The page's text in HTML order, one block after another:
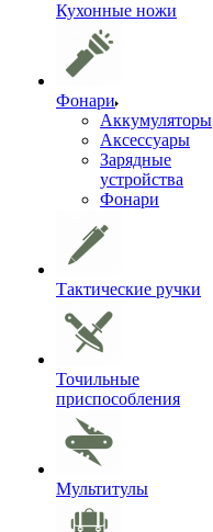
Кухонные ножи
Фонари
Аккумуляторы
Аксессуары
Зарядные
устройства
Фонари
Тактические ручки
Точильные
приспособления
Мультитулы